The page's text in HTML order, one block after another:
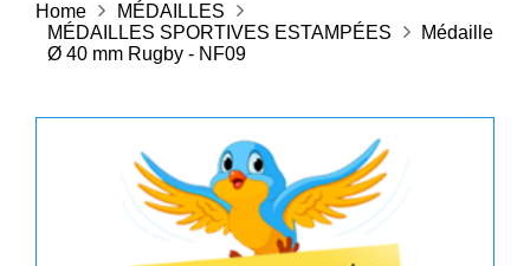
Home
MÉDAILLES
MÉDAILLES SPORTIVES ESTAMPÉES
Médaille
Ø 40 mm Rugby - NF09